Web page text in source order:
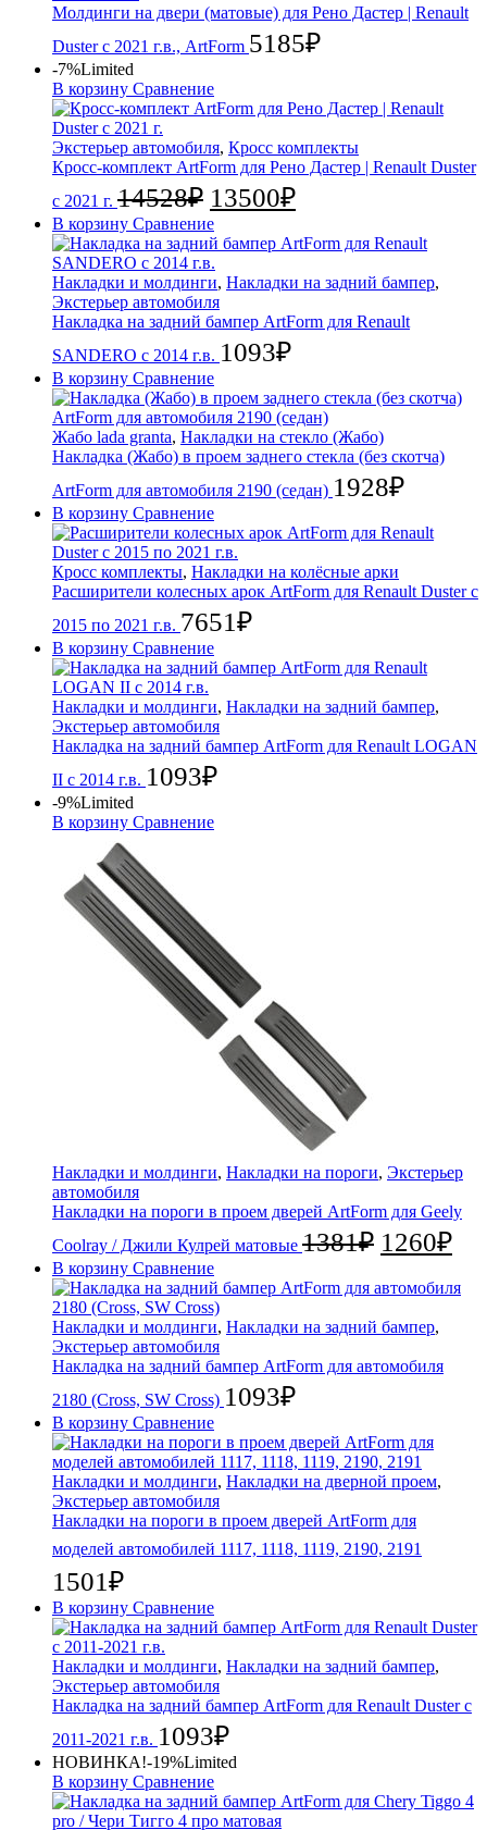
Молдинги на двери (матовые) для Рено Дастер | Renault
Duster с 2021 г.в., ArtForm 5185₽
-7%Limited
В корзину Сравнение
Экстерьер автомобиля, Кросс комплекты
Кросс-комплект ArtForm для Рено Дастер | Renault Duster
с 2021 г. 14528₽ 13500₽
В корзину Сравнение
Накладки и молдинги, Накладки на задний бампер,
Экстерьер автомобиля
Накладка на задний бампер ArtForm для Renault
SANDERO с 2014 г.в. 1093₽
В корзину Сравнение
Жабо lada granta, Накладки на стекло (Жабо)
Накладка (Жабо) в проем заднего стекла (без скотча)
ArtForm для автомобиля 2190 (cедан) 1928₽
В корзину Сравнение
Кросс комплекты, Накладки на колёсные арки
Расширители колесных арок ArtForm для Renault Duster с
2015 по 2021 г.в. 7651₽
В корзину Сравнение
Накладки и молдинги, Накладки на задний бампер,
Экстерьер автомобиля
Накладка на задний бампер ArtForm для Renault LOGAN
II с 2014 г.в. 1093₽
-9%Limited
В корзину Сравнение
Накладки и молдинги, Накладки на пороги, Экстерьер
автомобиля
Накладки на пороги в проем дверей ArtForm для Geely
Coolray / Джили Кулрей матовые 1381₽ 1260₽
В корзину Сравнение
Накладки и молдинги, Накладки на задний бампер,
Экстерьер автомобиля
Накладка на задний бампер ArtForm для автомобиля
2180 (Cross, SW Cross) 1093₽
В корзину Сравнение
Накладки и молдинги, Накладки на дверной проем,
Экстерьер автомобиля
Накладки на пороги в проем дверей ArtForm для
моделей автомобилей 1117, 1118, 1119, 2190, 2191
1501₽
В корзину Сравнение
Накладки и молдинги, Накладки на задний бампер,
Экстерьер автомобиля
Накладка на задний бампер ArtForm для Renault Duster с
2011-2021 г.в. 1093₽
НОВИНКА!-19%Limited
В корзину Сравнение